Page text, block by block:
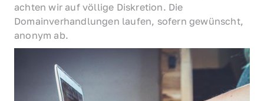
achten wir auf völlige Diskretion. Die
Domainverhandlungen laufen, sofern gewünscht,
anonym ab.